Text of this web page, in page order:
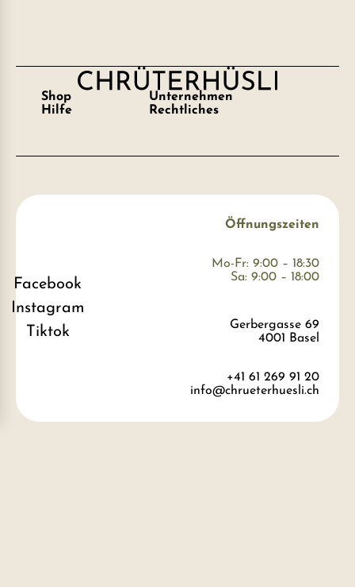
Shop
Unternehmen
Hilfe
Rechtliches
Öffnungszeiten
Mo-Fr: 9:00 – 18:30
Sa: 9:00 – 18:00
Gerbergasse 69
4001 Basel
+41 61 269 91 20
info@chrueterhuesli.ch
Facebook
Instagram
Tiktok